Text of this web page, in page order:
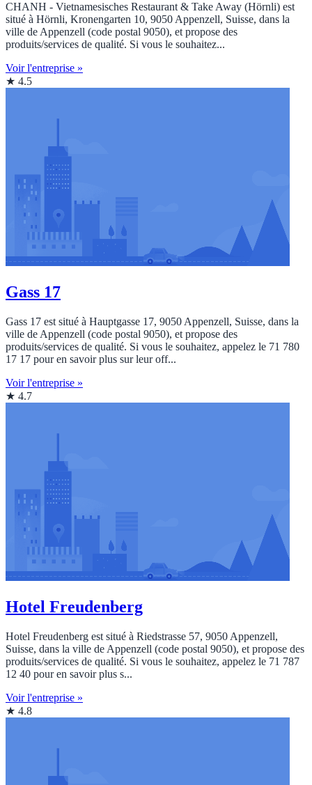
CHANH - Vietnamesisches Restaurant & Take Away (Hörnli) est
situé à Hörnli, Kronengarten 10, 9050 Appenzell, Suisse, dans la
ville de Appenzell (code postal 9050), et propose des
produits/services de qualité. Si vous le souhaitez...
Voir l'entreprise »
★ 4.5
Gass 17
Gass 17 est situé à Hauptgasse 17, 9050 Appenzell, Suisse, dans la
ville de Appenzell (code postal 9050), et propose des
produits/services de qualité. Si vous le souhaitez, appelez le 71 780
17 17 pour en savoir plus sur leur off...
Voir l'entreprise »
★ 4.7
Hotel Freudenberg
Hotel Freudenberg est situé à Riedstrasse 57, 9050 Appenzell,
Suisse, dans la ville de Appenzell (code postal 9050), et propose des
produits/services de qualité. Si vous le souhaitez, appelez le 71 787
12 40 pour en savoir plus s...
Voir l'entreprise »
★ 4.8